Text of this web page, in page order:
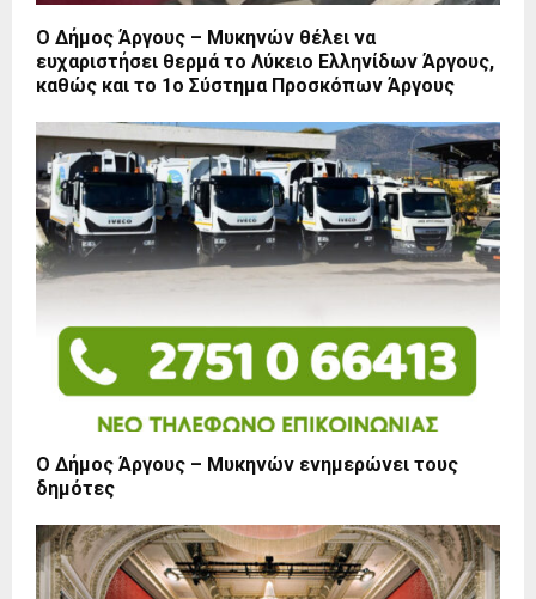
Ο Δήμος Άργους – Μυκηνών θέλει να
ευχαριστήσει θερμά το Λύκειο Ελληνίδων Άργους,
καθώς και το 1ο Σύστημα Προσκόπων Άργους
Ο Δήμος Άργους – Μυκηνών ενημερώνει τους
δημότες